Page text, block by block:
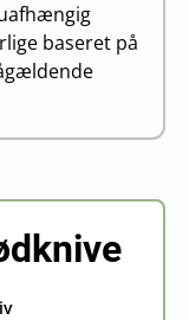
baseret på